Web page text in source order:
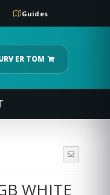
Guides
ER TOM
WHITE